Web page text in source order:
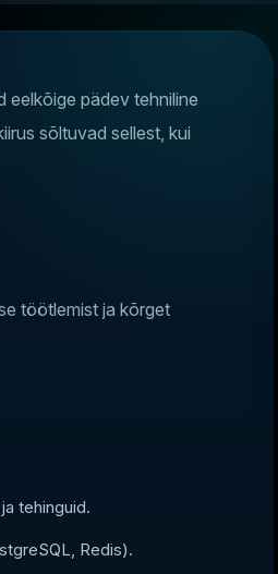
eelkõige pädev tehniline
sõltuvad sellest, kui
töötlemist ja kõrget
tehinguid.
Redis).